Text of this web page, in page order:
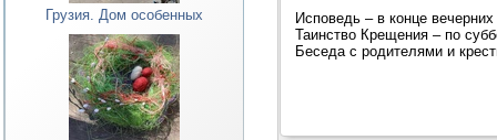
Грузия. Дом особенных
Исповедь – в конце
Таинство Крещения – по
Беседа с родителями и